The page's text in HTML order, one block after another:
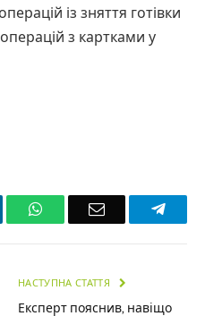
із зняття готівки
операцій з картками у
WhatsAppEmail
НАСТУПНА СТАТТЯ
Експерт пояснив, навіщо